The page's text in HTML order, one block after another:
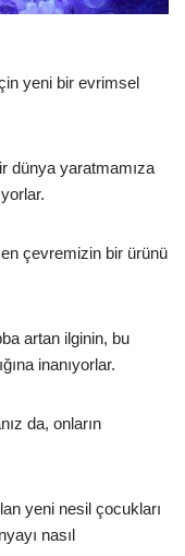
yeni bir evrimsel
dünya yaratmamıza
çevremizin bir ürünü
artan ilginin, bu
inanıyorlar.
da, onların
yeni nesil çocukları
nasıl